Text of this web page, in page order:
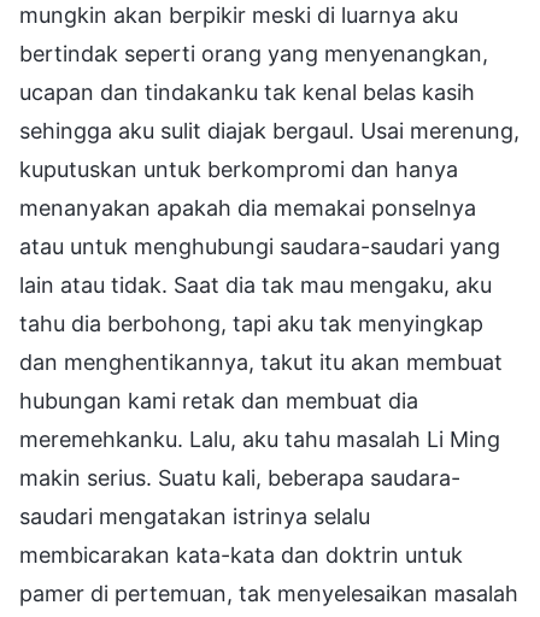
mungkin akan berpikir meski di luarnya aku
bertindak seperti orang yang menyenangkan,
ucapan dan tindakanku tak kenal belas kasih
sehingga aku sulit diajak bergaul. Usai merenung,
kuputuskan untuk berkompromi dan hanya
menanyakan apakah dia memakai ponselnya
atau untuk menghubungi saudara-saudari yang
lain atau tidak. Saat dia tak mau mengaku, aku
tahu dia berbohong, tapi aku tak menyingkap
dan menghentikannya, takut itu akan membuat
hubungan kami retak dan membuat dia
meremehkanku. Lalu, aku tahu masalah Li Ming
makin serius. Suatu kali, beberapa saudara-
saudari mengatakan istrinya selalu
membicarakan kata-kata dan doktrin untuk
pamer di pertemuan, tak menyelesaikan masalah